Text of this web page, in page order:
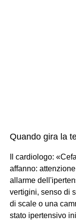
Quando gira la
Il cardiologo:
affanno:
allarme
vertigini, senso di
di scale o una
stato ipertensivo